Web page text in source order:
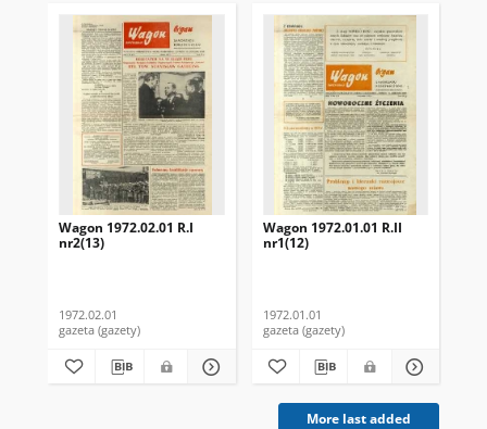
Wagon 1972.02.01 R.I
nr2(13)
1972.02.01
gazeta (gazety)
Wagon 1972.01.01 R.II
nr1(12)
1972.01.01
gazeta (gazety)
More last added